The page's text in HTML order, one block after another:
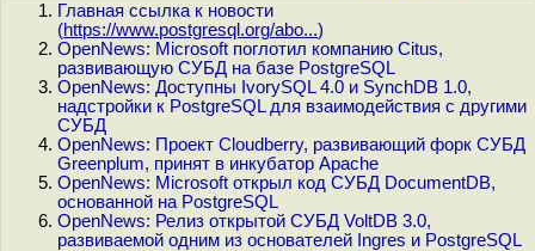
Главная ссылка к новости
(https://www.postgresql.org/abo...)
OpenNews: Microsoft поглотил компанию Citus,
развивающую СУБД на базе PostgreSQL
OpenNews: Доступны IvorySQL 4.0 и SynchDB 1.0,
надстройки к PostgreSQL для взаимодействия с другими
СУБД
OpenNews: Проект Cloudberry, развивающий форк СУБД
Greenplum, принят в инкубатор Apache
OpenNews: Microsoft открыл код СУБД DocumentDB,
основанной на PostgreSQL
OpenNews: Релиз открытой СУБД VoltDB 3.0,
развиваемой одним из основателей Ingres и PostgreSQL